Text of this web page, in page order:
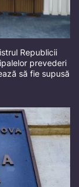
Republicii
prevederi
să fie supusă